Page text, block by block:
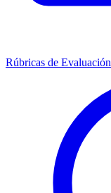
Rúbricas de Evaluación